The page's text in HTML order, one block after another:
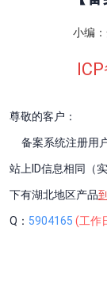
小编
尊敬的客户：
备案系统注册用
站上ID信息相同（
下有湖北地区产品
Q： 5904165 (工作